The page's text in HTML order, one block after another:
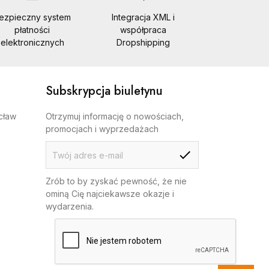
system
płatności
elektronicznych
Integracja XML i
współpraca
Dropshipping
Subskrypcja biuletynu
Otrzymuj informację o nowościach,
promocjach i wyprzedażach
Zrób to by zyskać pewność, że nie
ominą Cię najciekawsze okazje i
wydarzenia.